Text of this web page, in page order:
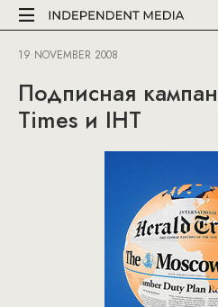
19 NOVEMBER 2008
Подписная
Times и IHT